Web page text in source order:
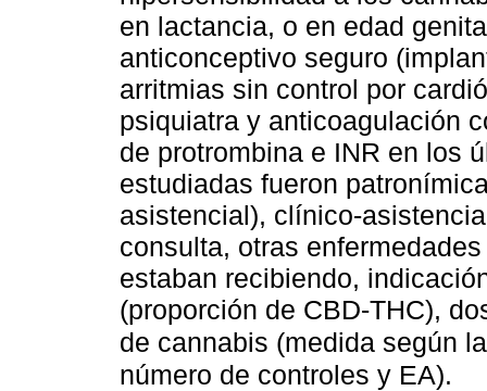
en lactancia, o en edad
anticonceptivo seguro
arritmias sin control por
psiquiatra y anticoagulación
de protrombina e INR en los
estudiadas fueron
asistencial), clínico-
consulta, otras
estaban recibiendo,
(proporción de CBD-THC),
de cannabis (medida según
número de controles y EA).